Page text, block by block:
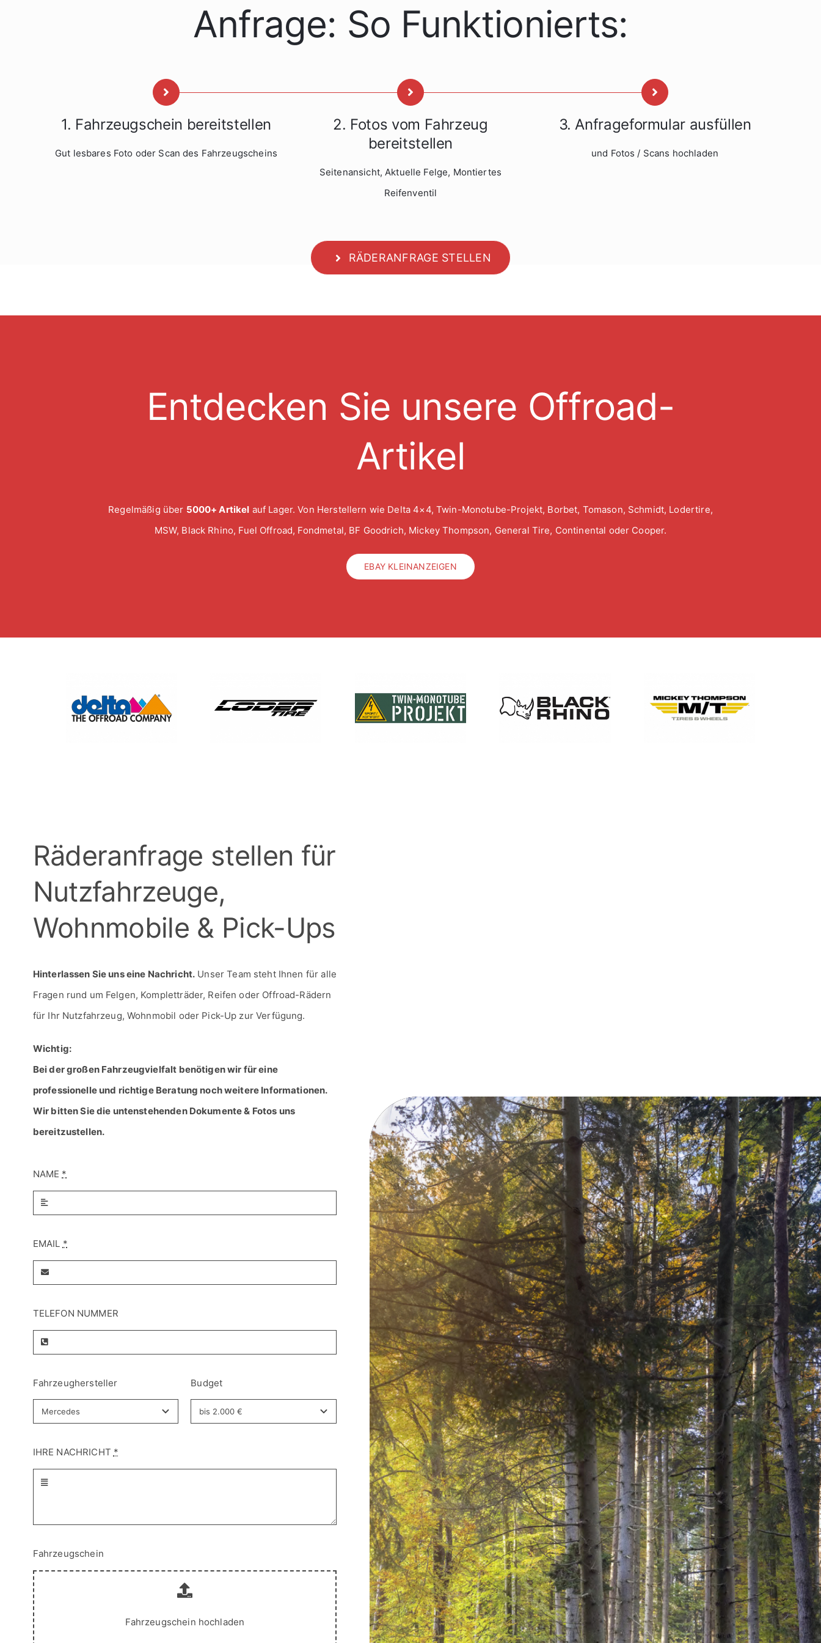
Anfrage: So Funktionierts:
1. Fahrzeugschein bereitstellen
Gut lesbares Foto oder Scan des Fahrzeugscheins
2. Fotos vom Fahrzeug
bereitstellen
Seitenansicht, Aktuelle Felge, Montiertes
Reifenventil
3. Anfrageformular ausfüllen
und Fotos / Scans hochladen
RÄDERANFRAGE STELLEN
Entdecken Sie unsere Offroad-
Artikel
Regelmäßig über 5000+ Artikel auf Lager. Von Herstellern wie Delta 4×4, Twin-Monotube-Projekt, Borbet, Tomason, Schmidt, Lodertire,
MSW, Black Rhino, Fuel Offroad, Fondmetal, BF Goodrich, Mickey Thompson, General Tire, Continental oder Cooper.
EBAY KLEINANZEIGEN
Räderanfrage stellen für
Nutzfahrzeuge,
Wohnmobile & Pick-Ups
Hinterlassen Sie uns eine Nachricht. Unser Team steht Ihnen für alle
Fragen rund um Felgen, Kompletträder, Reifen oder Offroad-Rädern
für Ihr Nutzfahrzeug, Wohnmobil oder Pick-Up zur Verfügung.
Wichtig:
Bei der großen Fahrzeugvielfalt benötigen wir für eine
professionelle und richtige Beratung noch weitere Informationen.
Wir bitten Sie die untenstehenden Dokumente & Fotos uns
bereitzustellen.
NAME *
EMAIL *
TELEFON NUMMER
Fahrzeughersteller Budget
IHRE NACHRICHT *
Fahrzeugschein
Fahrzeugschein hochladen